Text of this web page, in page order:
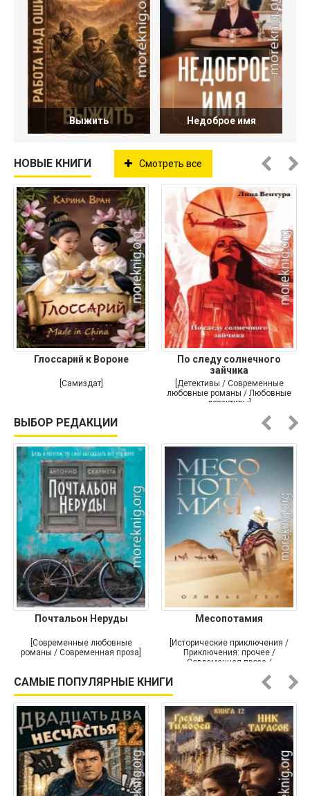
Выжить Недоброе имя
НОВЫЕ КНИГИ Смотреть все
Глоссарий к Вороне
[Самиздат]
По следу солнечного
зайчика
[Детективы / Современные
любовные романы / Любовные
детективы]
ВЫБОР РЕДАКЦИИ
Почтальон Неруды
[Современные любовные
романы / Современная проза]
Месопотамия
[Исторические приключения /
Приключения: прочее /
Современная проза /
САМЫЕ ПОПУЛЯРНЫЕ КНИГИ